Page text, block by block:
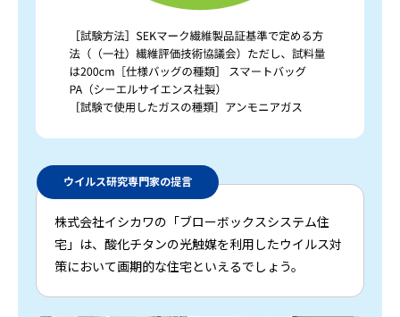
ウイルス研究専門家の提言
株式会社イシカワの「ブローボックスシステム住
宅」は、酸化チタンの光触媒を利用したウイルス対
策において画期的な住宅といえるでしょう。